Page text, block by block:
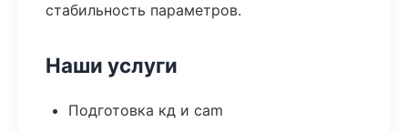
стабильность параметров.
Наши услуги
Подготовка кд и cam